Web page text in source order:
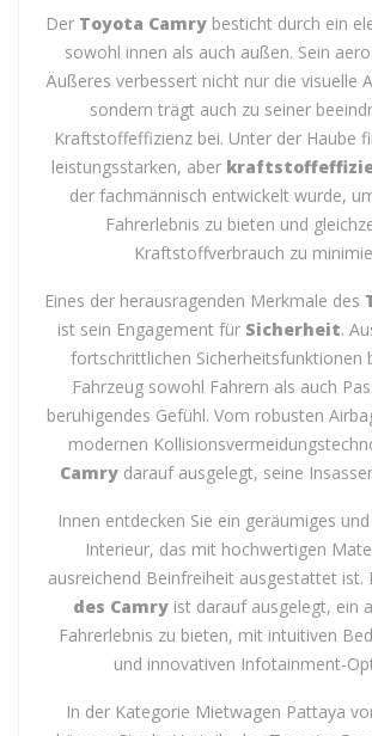
Der Toyota Camry besticht durch ein
sowohl innen als auch außen. Sein
Äußeres verbessert nicht nur die visuelle
sondern trägt auch zu seiner
Kraftstoffeffizienz bei. Unter der Haube
leistungsstarken, aber
der fachmännisch entwickelt wurde,
Fahrerlebnis zu bieten und
Kraftstoffverbrauch zu
Eines der herausragenden Merkmale des
ist sein Engagement für Sicherheit.
fortschrittlichen Sicherheitsfunktionen
Fahrzeug sowohl Fahrern als auch
beruhigendes Gefühl. Vom robusten
modernen
Camry darauf ausgelegt, seine
Innen entdecken Sie ein geräumiges
Interieur, das mit hochwertigen
ausreichend Beinfreiheit ausgestattet ist.
des Camry ist darauf ausgelegt, ein
Fahrerlebnis zu bieten, mit intuitiven
und innovativen Infotainment-
In der Kategorie Mietwagen Pattaya